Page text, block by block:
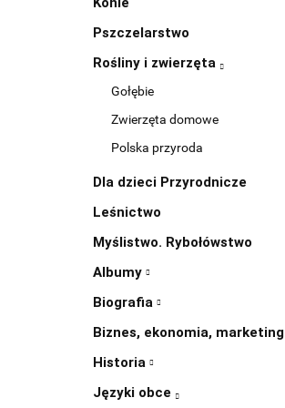
Pszczelarstwo
Rośliny i zwierzęta
Gołębie
Zwierzęta domowe
Polska przyroda
Dla dzieci Przyrodnicze
Leśnictwo
Myślistwo. Rybołówstwo
Albumy
Biografia
Biznes, ekonomia, marketing
Historia
Języki obce